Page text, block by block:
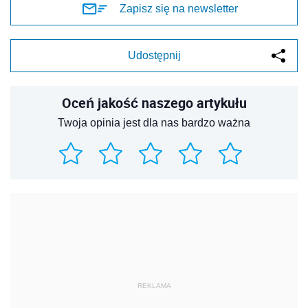
Zapisz się na newsletter
Udostępnij
Oceń jakość naszego artykułu
Twoja opinia jest dla nas bardzo ważna
REKLAMA